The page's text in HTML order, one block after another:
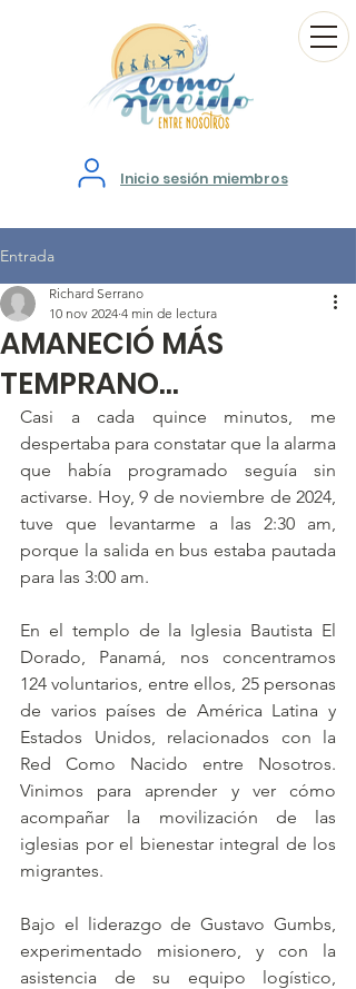
Inicio sesión miembros
Entrada
AMANECIÓ MÁS
TEMPRANO…
Richard Serrano
10 nov 2024 4 min de lectura
Casi a cada quince minutos, me
despertaba para constatar que la alarma
que había programado seguía sin
activarse. Hoy, 9 de noviembre de 2024,
tuve que levantarme a las 2:30 am,
porque la salida en bus estaba pautada
para las 3:00 am.
En el templo de la Iglesia Bautista El
Dorado, Panamá, nos concentramos
124 voluntarios, entre ellos, 25 personas
de varios países de América Latina y
Estados Unidos, relacionados con la
Red Como Nacido entre Nosotros.
Vinimos para aprender y ver cómo
acompañar la movilización de las
iglesias por el bienestar integral de los
migrantes.
Bajo el liderazgo de Gustavo Gumbs,
experimentado misionero, y con la
asistencia de su equipo logístico,